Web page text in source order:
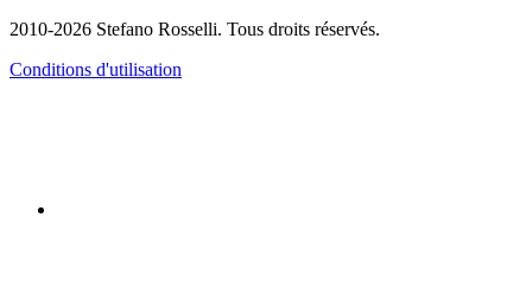
2010-2026 Stefano Rosselli. Tous droits réservés.
Conditions d'utilisation